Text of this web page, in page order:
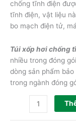
chống tĩnh điện
tĩnh điện, vật liệu
bo mạch điện tử,
Túi xốp hơi chống
nhiều trong đóng
dòng sản phẩm
trong ngành đóng